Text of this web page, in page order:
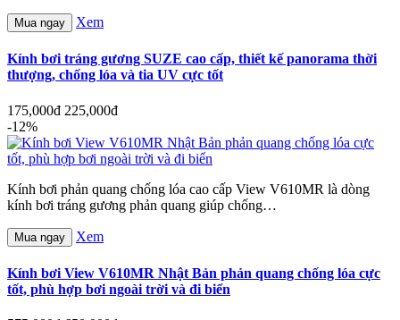
Mua ngay Xem
Kính bơi tráng gương SUZE cao cấp, thiết kế panorama thời
thượng, chống lóa và tia UV cực tốt
175,000đ 225,000đ
-12%
Kính bơi phản quang chống lóa cao cấp View V610MR là dòng
kính bơi tráng gương phản quang giúp chống…
Mua ngay Xem
Kính bơi View V610MR Nhật Bản phản quang chống lóa cực
tốt, phù hợp bơi ngoài trời và đi biển